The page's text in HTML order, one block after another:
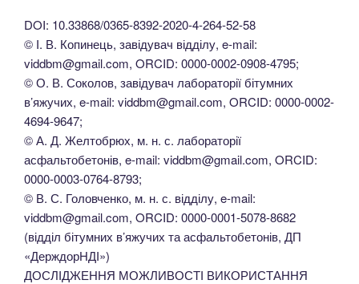
DOI: 10.33868/0365-8392-2020-4-264-52-58
© І. В. Копинець, завідувач відділу, e-mail:
viddbm@gmail.com, ORCID: 0000-0002-0908-4795;
© О. В. Соколов, завідувач лабораторії бітумних
в’яжучих, e-mail: viddbm@gmail.com, ORCID: 0000-0002-
4694-9647;
© А. Д. Желтобрюх, м. н. с. лабораторії
асфальтобетонів, e-mail: viddbm@gmail.com, ORCID:
0000-0003-0764-8793;
© В. С. Головченко, м. н. с. відділу, e-mail:
viddbm@gmail.com, ORCID: 0000-0001-5078-8682
(відділ бітумних в’яжучих та асфальтобетонів, ДП
«ДерждорНДІ»)
ДОСЛІДЖЕННЯ МОЖЛИВОСТІ ВИКОРИСТАННЯ